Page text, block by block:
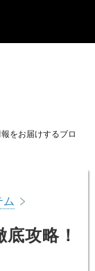
をお届けするブロ
ム >
攻略！